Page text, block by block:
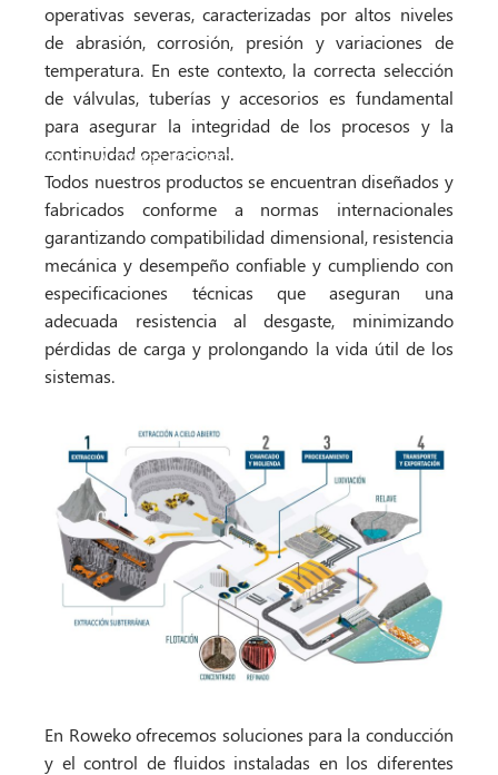
VOLVER A TODOS LOS PRODUCTOS
operativas severas, caracterizadas por altos niveles
de abrasión, corrosión, presión y variaciones de
temperatura. En este contexto, la correcta selección
de válvulas, tuberías y accesorios es fundamental
para asegurar la integridad de los procesos y la
continuidad operacional.
Todos nuestros productos se encuentran diseñados y
fabricados conforme a normas internacionales
garantizando compatibilidad dimensional, resistencia
mecánica y desempeño confiable y cumpliendo con
especificaciones técnicas que aseguran una
adecuada resistencia al desgaste, minimizando
pérdidas de carga y prolongando la vida útil de los
sistemas.
En Roweko ofrecemos soluciones para la conducción
y el control de fluidos instaladas en los diferentes